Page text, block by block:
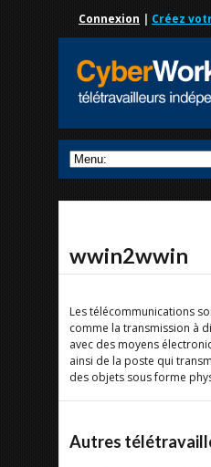
Connexion | Créez
wwin2wwin
Les télécommunications
comme la transmission à
avec des moyens
ainsi de la poste qui
des objets sous forme
Autres